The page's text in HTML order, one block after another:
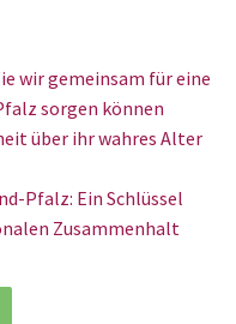
wir gemeinsam für eine
sorgen können
über ihr wahres Alter
Pfalz: Ein Schlüssel
Zusammenhalt